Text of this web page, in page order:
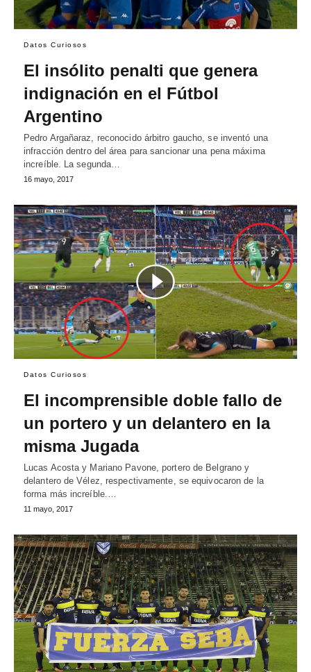
Datos Curiosos
El insólito penalti que genera
indignación en el Fútbol
Argentino
Pedro Argañaraz, reconocido árbitro gaucho, se inventó una
infracción dentro del área para sancionar una pena máxima
increíble. La segunda…
16 mayo, 2017
Datos Curiosos
El incomprensible doble fallo de
un portero y un delantero en la
misma Jugada
Lucas Acosta y Mariano Pavone, portero de Belgrano y
delantero de Vélez, respectivamente, se equivocaron de la
forma más increíble.…
11 mayo, 2017